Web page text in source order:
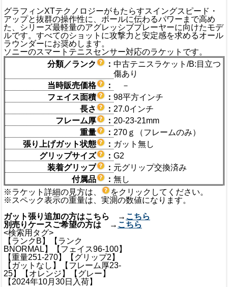
グラフィンXTテクノロジーがもたらすスイングスピード・
アップと抜群の操作性に、ボールに伝わるパワーまで高め
た、シリーズ最軽量のアグレッシブプレーヤーに向けたモデ
ルです。すべてのショットに攻撃力と安定感を求めるオール
ラウンダーにお奨めします。
ソニーのスマートテニスセンサー対応のラケットです。
分類／ランク
： 中古テニスラケット/B:目立つ
傷あり
当時販売価格
：
－
フェイス面積
： 98平方インチ
長さ
： 27.0インチ
フレーム厚
： 20-23-21mm
重量
： 270ｇ（フレームのみ）
張り上げガット状態
： ガット無し
グリップサイズ
： G2
装着グリップ
： 元グリップ交換済み
付属品
： 無し
※ラケット詳細の見方は、
をクリックしてください。
※スペック表示の重量は、実測の数値になります。
ガット張り追加の方はこちら → こちら
別売りケースご希望の方は → こちら
<検索用タグ>
【ランクB】【ランク
BNORMAL】【フェイス96-100】
【重量251-270】【グリップ2】
【ガットなし】【フレーム厚23-
25】【オレンジ】【グレー】
【2024年10月30日入荷】